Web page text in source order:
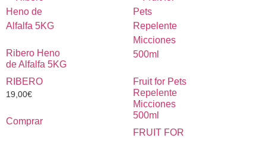
Ribero Heno
de Alfalfa 5KG
RIBERO
19,00€
Comprar
Fruit for Pets
Repelente
Micciones
500ml
FRUIT FOR